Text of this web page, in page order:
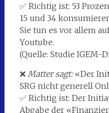
✅ Richtig ist: 53
15 und 34
Sie tun es vor allem
Youtube.
(Quelle: Studie IGEM-
❌ Matter sagt:«Der
SRG nicht generell
✅ Richtig ist: Der
Abgabe der